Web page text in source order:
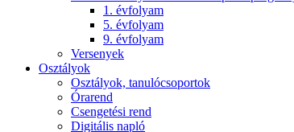
1. évfolyam
5. évfolyam
9. évfolyam
Versenyek
Osztályok
Osztályok, tanulócsoportok
Órarend
Csengetési rend
Digitális napló